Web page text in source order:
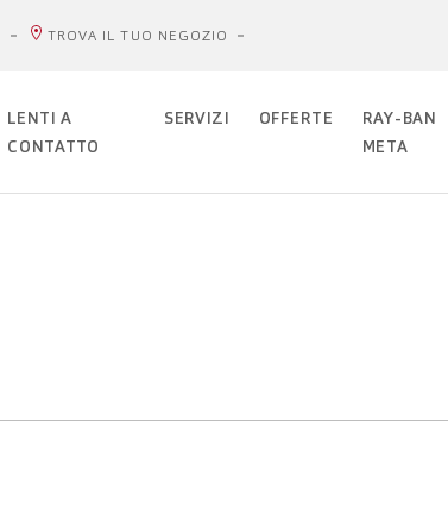
TROVA IL TUO NEGOZIO
LENTI A
CONTATTO
SERVIZI OFFERTE
RAY-BAN
META